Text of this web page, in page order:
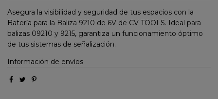
Asegura la visibilidad y seguridad de tus espacios con la
Batería para la Baliza 9210 de 6V de CV TOOLS. Ideal para
balizas 09210 y 9215, garantiza un funcionamiento óptimo
de tus sistemas de señalización.
Información de envíos